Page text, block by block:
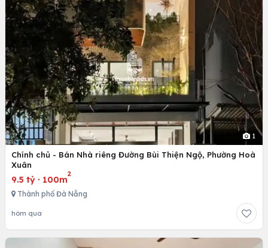
1
Chính chủ - Bán Nhà riêng Đường Bùi Thiện Ngộ, Phường Hoà
Xuân
9.5 tỷ · 100m
2
Thành phố Đà Nẵng
hôm qua